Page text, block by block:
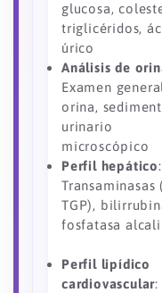
glucosa,
triglicéridos,
úrico
Análisis de
Examen
orina,
urinario
microscópico
Perfil hepático:
Transaminasas
TGP),
fosfatasa
Perfil lipídico
cardiovascular: